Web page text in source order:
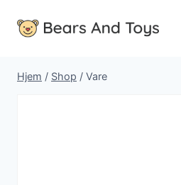
Hjem / Shop / Vare